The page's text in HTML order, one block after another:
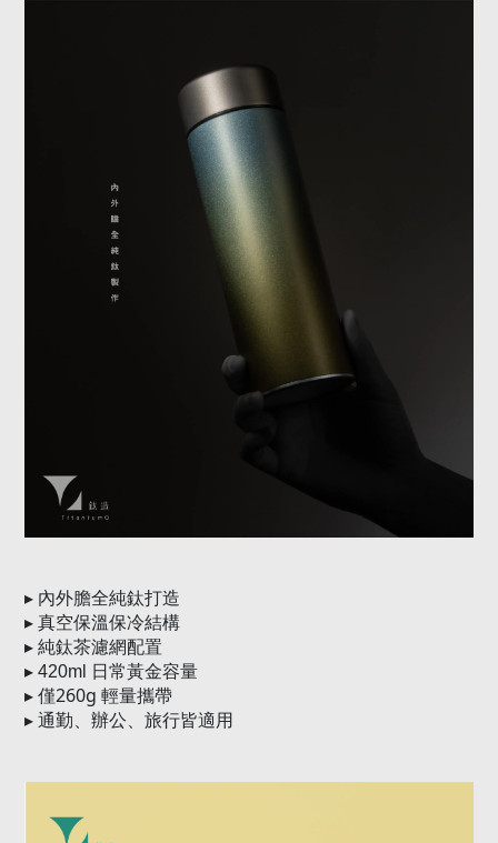
▸ 內外膽全純鈦打造
▸ 真空保溫保冷結構
▸ 純鈦茶濾網配置
▸ 420ml
日常黃金容量
▸ 僅260g 輕量攜帶
▸ 通勤、辦公、旅行皆適用